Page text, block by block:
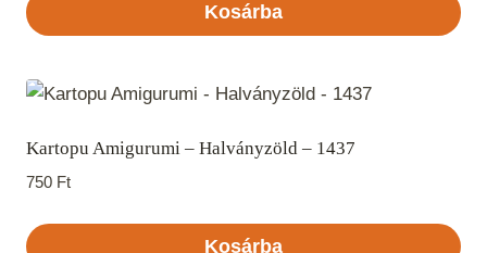
Kosárba
Kartopu Amigurumi – Halványzöld – 1437
750 Ft
Kosárba